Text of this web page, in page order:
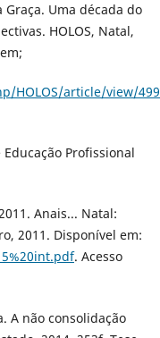
Graça. Uma década do
HOLOS, Natal,
HOLOS/article/view/
Profissional
Anais... Natal:
2011. Disponível em:
. Acesso
A não consolidação